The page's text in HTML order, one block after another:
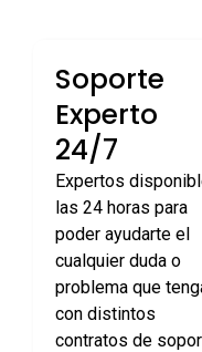
Soporte
Experto
24/7
Expertos
las 24 horas para
poder ayudarte el
cualquier duda o
problema que
con distintos
contratos de